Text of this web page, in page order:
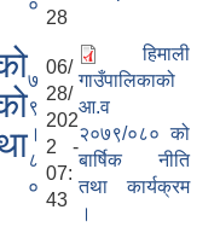
28
७
९
।
८
०
06/
28/
202
2 -
07:
43
हिमाली
गाउँपालिकाको
आ.व
२०७९/०८० को
बार्षिक नीति
तथा कार्यक्रम
।